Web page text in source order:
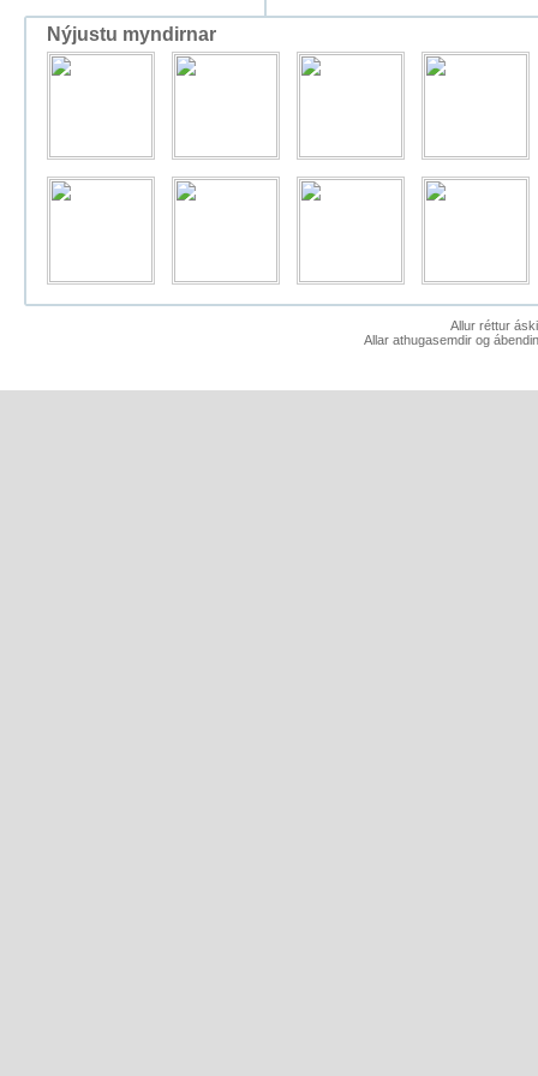
Nýjustu myndirnar
Allur réttur
Allar athugasemdir og